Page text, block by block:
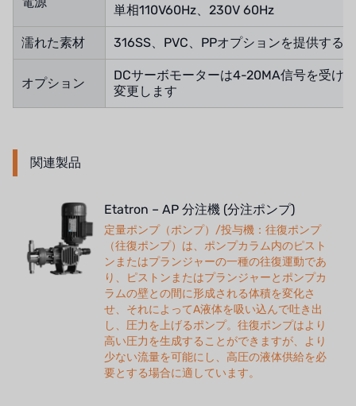
単相110V60Hz、230V 60Hz
濡れた素材 316SS、PVC、PPオプションを提供する
オプション
DCサーボモーターは4-20MA信号を受け
変更します
関連製品
Etatron – AP 分注機 (分注ポンプ)
定量ポンプ（ポンプ）/投与機：往復ポンプ
（往復ポンプ）は、ポンプカラム内のピスト
ンまたはプランジャーの一種の往復運動であ
り、ピストンまたはプランジャーとポンプカ
ラムの壁との間に形成される体積を変化さ
せ、それによってA液体を吸い込んで吐き出
し、圧力を上げるポンプ。往復ポンプはより
高い圧力を生成することができますが、より
少ない流量を可能にし、高圧の液体供給を必
要とする場合に適しています。